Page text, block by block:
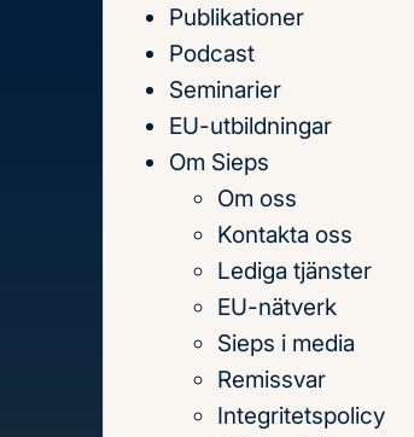
Till
innehållet
Publikationer
Podcast
Seminarier
EU-utbildningar
Om Sieps
Om oss
Kontakta oss
Lediga tjänster
EU-nätverk
Sieps i media
Remissvar
Integritetspolicy
Publikationer